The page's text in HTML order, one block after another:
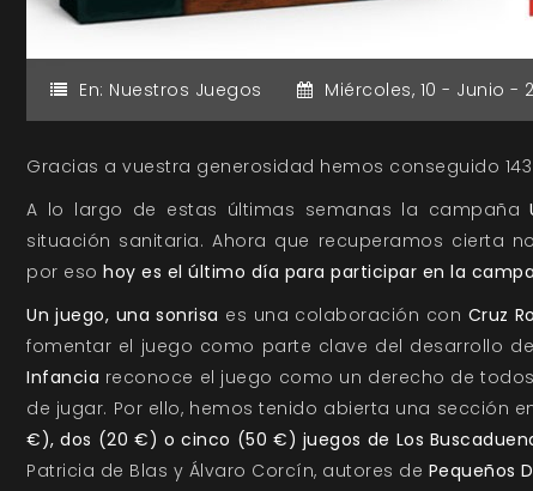
En: Nuestros Juegos Miércoles, 10 - Junio -
Gracias a vuestra generosidad hemos conseguido
A lo largo de estas últimas semanas la campaña
situación sanitaria. Ahora que recuperamos cierta
por eso hoy es el último día para participar en la
Un juego, una sonrisa es una colaboración con Cruz
fomentar el juego como parte clave del desarrollo
Infancia reconoce el juego como un derecho de
de jugar. Por ello, hemos tenido abierta una sección
€), dos (20 €) o cinco (50 €) juegos de Los
Patricia de Blas y Álvaro Corcín, autores de Pequeños